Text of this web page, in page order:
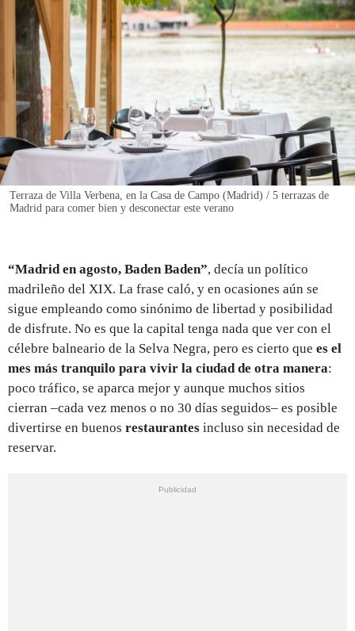
REGISTRO
INICIAR SESIÓN
Terraza de Villa Verbena, en la Casa de Campo (Madrid) / 5 terrazas de
Madrid para comer bien y desconectar este verano
“Madrid en agosto, Baden Baden”, decía un político
madrileño del XIX. La frase caló, y en ocasiones aún se
sigue empleando como sinónimo de libertad y posibilidad
de disfrute. No es que la capital tenga nada que ver con el
célebre balneario de la Selva Negra, pero es cierto que es el
mes más tranquilo para vivir la ciudad de otra manera:
poco tráfico, se aparca mejor y aunque muchos sitios
cierran –cada vez menos o no 30 días seguidos– es posible
divertirse en buenos restaurantes incluso sin necesidad de
reservar.